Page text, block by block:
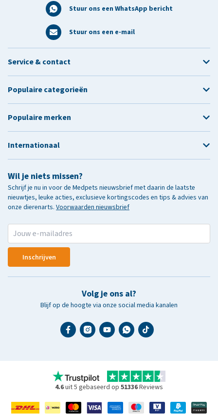
Stuur ons een WhatsApp bericht
Stuur ons een e-mail
Wil je niets missen?
Schrijf je nu in voor de Medpets nieuwsbrief met daarin de laatste
nieuwtjes, leuke acties, exclusieve kortingscodes en tips & advies van
onze dierenarts. Voorwaarden nieuwsbrief
Inschrijven
Volg je ons al?
Blijf op de hoogte via onze social media kanalen
Service & contact
Populaire categorieën
Populaire merken
Internationaal
4.6uit 5 gebaseerd op 51336Reviews